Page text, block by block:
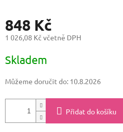
848 Kč
1 026,08 Kč včetně DPH
cena:
Skladem
Můžeme doručit do: 10.8.2026
Přidat do košíku